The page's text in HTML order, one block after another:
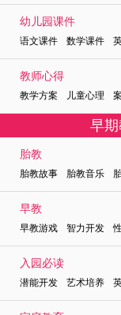
幼儿园课件
语文课件 数学课件
教师心得
教学方案 儿童心理
早
胎教
胎教故事 胎教音乐
早教
早教游戏 智力开发
入园必读
潜能开发 艺术培养 英